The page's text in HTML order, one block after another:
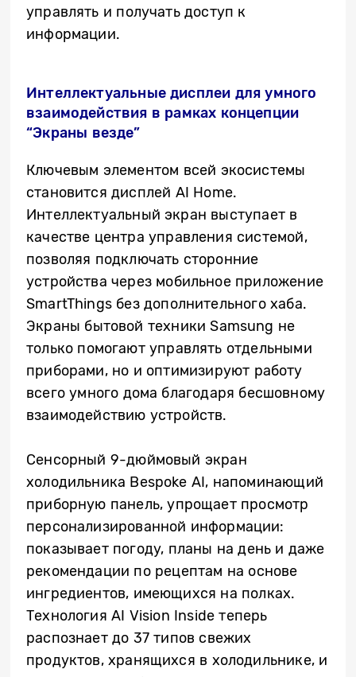
управлять и получать доступ к
информации.
Интеллектуальные дисплеи для умного
взаимодействия в рамках концепции
“Экраны везде”
Ключевым элементом всей экосистемы
становится дисплей AI Home.
Интеллектуальный экран выступает в
качестве центра управления системой,
позволяя подключать сторонние
устройства через мобильное приложение
SmartThings без дополнительного хаба.
Экраны бытовой техники Samsung не
только помогают управлять отдельными
приборами, но и оптимизируют работу
всего умного дома благодаря бесшовному
взаимодействию устройств.
Сенсорный 9-дюймовый экран
холодильника Bespoke AI, напоминающий
приборную панель, упрощает просмотр
персонализированной информации:
показывает погоду, планы на день и даже
рекомендации по рецептам на основе
ингредиентов, имеющихся на полках.
Технология AI Vision Inside теперь
распознает до 37 типов свежих
продуктов, хранящихся в холодильнике, и